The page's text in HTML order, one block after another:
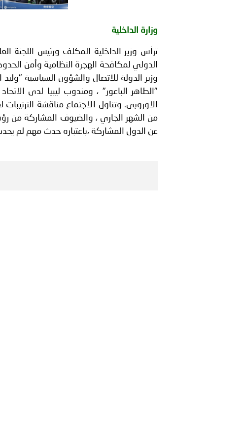
بيان صادر عن الأمانة العامة
وزارة الداخلية
ترأس وزير الداخلية المكلف ورئيس اللجنة
الدولي لمكافحة الهجرة النظامية وأمن
وزير الدولة للاتصال والشؤون السياسية
"الطاهر الباعور" ، ومندوب ليبيا لدى
من الشهر الجاري ، والضيوف المشاركة من
عن الدول المشاركة ،باعتباره حدث مهم لم يحدث منذ عام 2011 لمعالجة ملف